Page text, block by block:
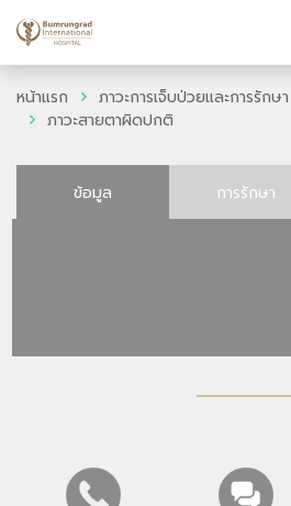
หน้าแรก ภาวะการเจ็บป่วยและการรักษา
ภาวะสายตาผิดปกติ
ข้อมูล การรักษา